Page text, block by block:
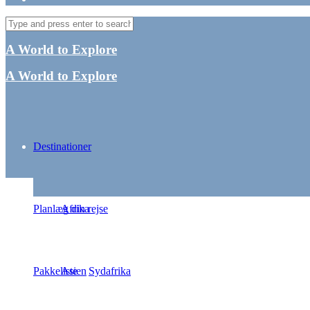
A World to Explore
A World to Explore
Destinationer
Afrika
Sydafrika
Asien
Planlæg din rejse
Pakkeliste